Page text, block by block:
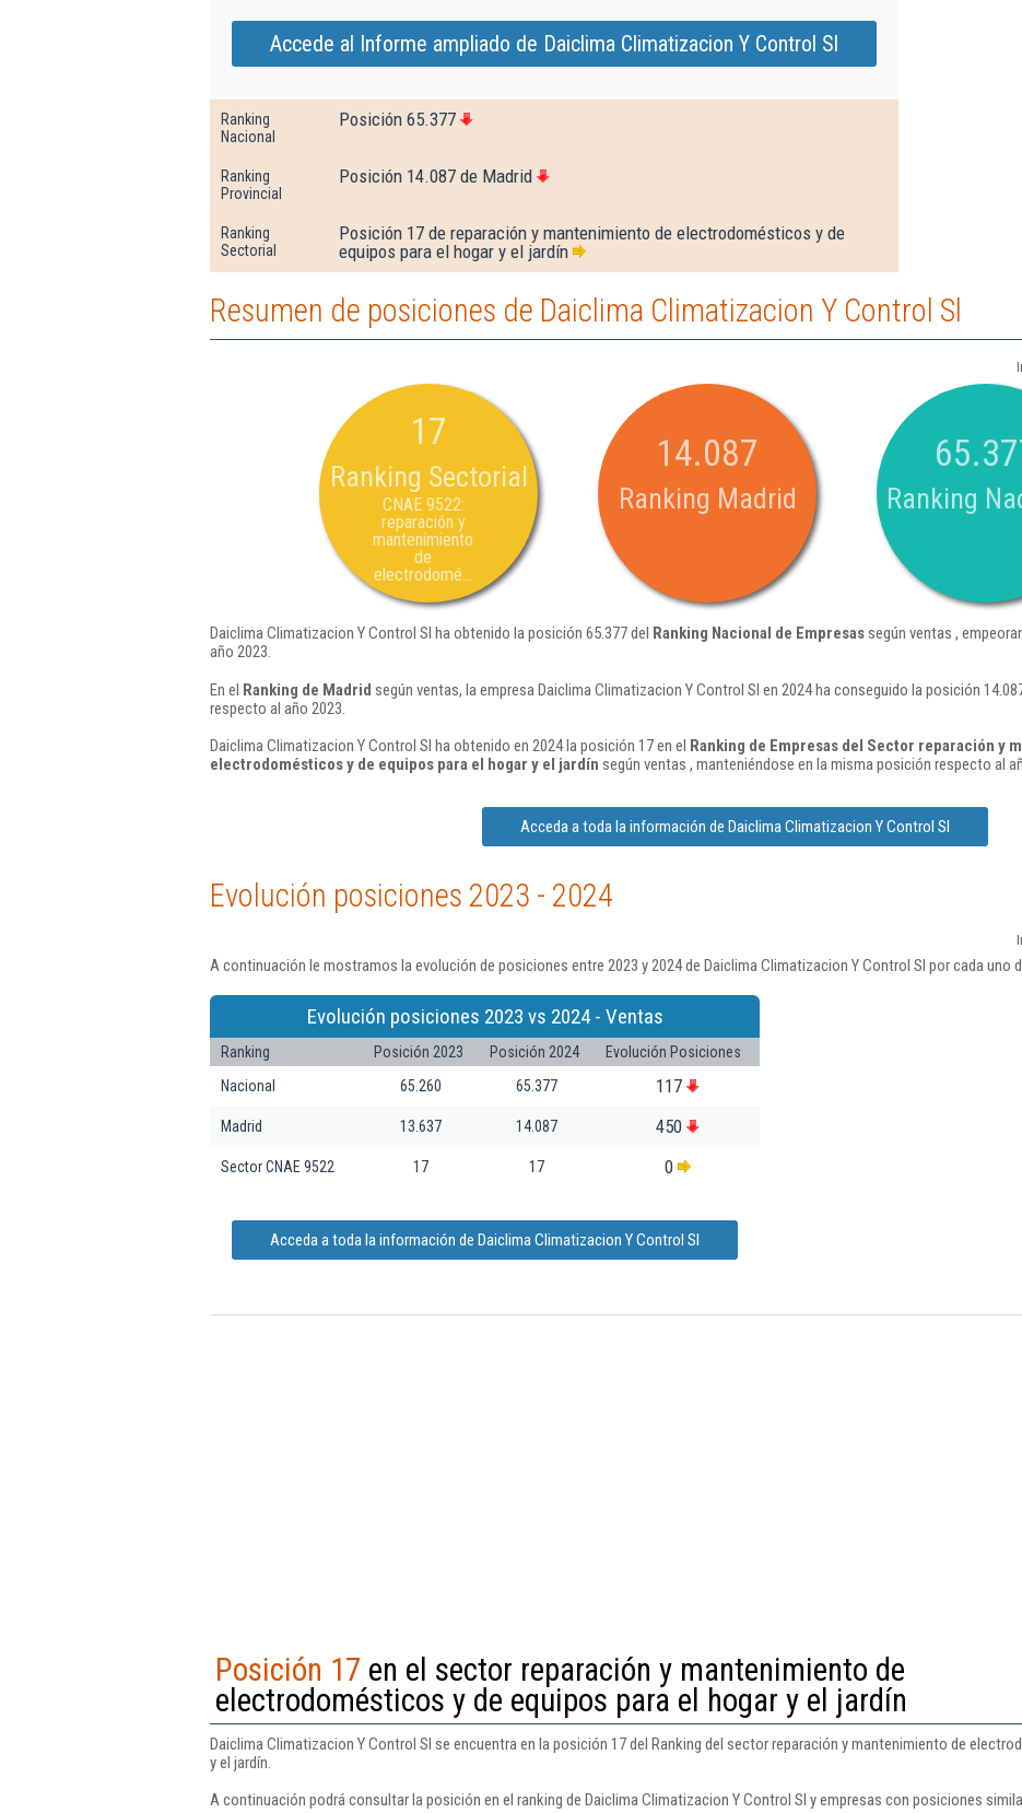
Accede al Informe ampliado de Daiclima Climatizacion Y Control Sl
Ranking
Nacional
Posición 65.377
Ranking
Provincial
Posición 14.087 de Madrid
Ranking
Sectorial
Posición 17 de reparación y mantenimiento de electrodomésticos y de
equipos para el hogar y el jardín
Resumen de posiciones de Daiclima Climatizacion Y Control Sl
17
Ranking Sectorial
CNAE 9522:
reparación y
mantenimiento
de
electrodomé...
14.087
Ranking Madrid Ranking
Daiclima Climatizacion Y Control Sl ha obtenido la posición 65.377 del Ranking Nacional de Empresassegún ventas ,
año 2023.
En el Ranking de Madrid según ventas, la empresa Daiclima Climatizacion Y Control Sl en 2024 ha conseguido la posición
respecto al año 2023.
Daiclima Climatizacion Y Control Sl ha obtenido en 2024 la posición 17 en el Ranking de Empresas del Sector reparación y
electrodomésticos y de equipos para el hogar y el jardín según ventas , manteniéndose en la misma posición respecto al
Acceda a toda la información de Daiclima Climatizacion Y Control Sl
Evolución posiciones 2023 - 2024
A continuación le mostramos la evolución de posiciones entre 2023 y 2024 de Daiclima Climatizacion Y Control Sl por cada uno
Evolución posiciones 2023 vs 2024 - Ventas
Ranking Posición 2023 Posición 2024
Evolución Posiciones
Nacional
65.260 65.377 117
Madrid 13.637 14.087 450
Sector CNAE 9522 17 17 0
Acceda a toda la información de Daiclima Climatizacion Y Control Sl
Posición 17 en el sector reparación y mantenimiento de
electrodomésticos y de equipos para el hogar y el jardín
Daiclima Climatizacion Y Control Sl se encuentra en la posición 17 del Ranking del sector reparación y mantenimiento de
y el jardín.
A continuación podrá consultar la posición en el ranking de Daiclima Climatizacion Y Control Sl y empresas con posiciones